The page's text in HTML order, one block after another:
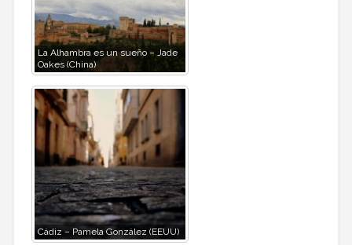
La Alhambra es un sueño – Jade
Oakes (China)
Cádiz – Pamela González (EEUU)